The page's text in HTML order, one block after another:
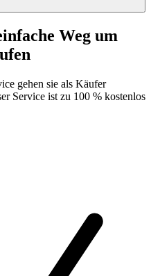
Weg um
gehen sie als Käufer
Service ist zu 100 % kostenlos